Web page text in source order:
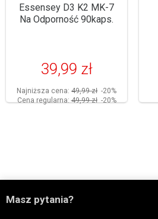
Essensey D3 K2 MK-7
Na Odporność 90kaps.
39,99 zł
Najniższa cena: 49,99 zł -20%
Cena regularna:49,99 zł -20%
Masz pytania?